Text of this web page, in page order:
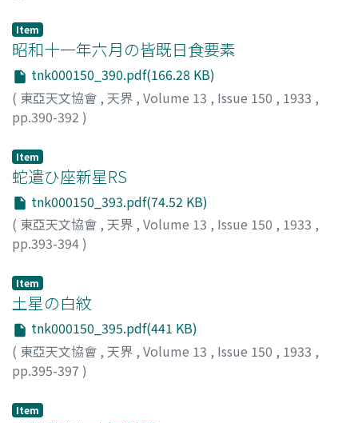
Item
昭和十一年六月の皆既日食要素
tnk000150_390.pdf(166.28 KB)
( 東亞天文協會 , 天界 , Volume 13 , Issue 150 , 1933 ,
pp.390-392 )
Item
蛇遣ひ座新星RS
tnk000150_393.pdf(74.52 KB)
( 東亞天文協會 , 天界 , Volume 13 , Issue 150 , 1933 ,
pp.393-394)
Item
土星の白紋
tnk000150_395.pdf(441 KB)
( 東亞天文協會 , 天界 , Volume 13 , Issue 150 , 1933 ,
pp.395-397 )
Item